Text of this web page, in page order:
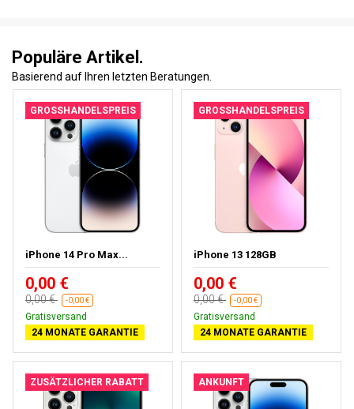
Populäre Artikel.
Basierend auf Ihren letzten Beratungen.
GROSSHANDELSPREIS
iPhone 14 Pro Max...
0,00 €
0,00 € -0,00 €
Gratisversand
24 MONATE GARANTIE
GROSSHANDELSPREIS
iPhone 13 128GB
0,00 €
0,00 € -0,00 €
Gratisversand
24 MONATE GARANTIE
ZUSÄTZLICHER RABATT ANKUNFT